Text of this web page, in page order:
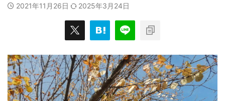
2021年11月26日 2025年3月24日